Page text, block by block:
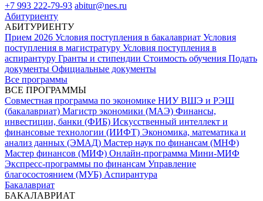
+7 993 222-79-93 abitur@nes.ru
Абитуриенту
АБИТУРИЕНТУ
Прием 2026 Условия поступления в бакалавриат Условия
поступления в магистратуру Условия поступления в
аспирантуру Гранты и стипендии Стоимость обучения Подать
документы Официальные документы
Все программы
ВСЕ ПРОГРАММЫ
Совместная программа по экономике НИУ ВШЭ и РЭШ
(бакалавриат) Магистр экономики (МАЭ) Финансы,
инвестиции, банки (ФИБ) Искусственный интеллект и
финансовые технологии (ИИФТ) Экономика, математика и
анализ данных (ЭМАД) Мастер наук по финансам (МНФ)
Мастер финансов (МИФ) Онлайн-программа Мини-МИФ
Экспресс-программы по финансам Управление
благосостоянием (МУБ) Аспирантура
Бакалавриат
БАКАЛАВРИАТ